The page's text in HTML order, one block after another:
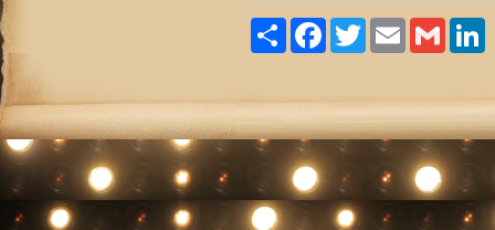
Paylaş FacebookTwitter Email Gmail